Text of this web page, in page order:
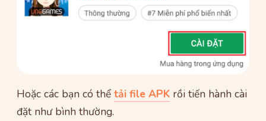
Hoặc các bạn có thể tải file APK rồi tiến hành cài
đặt như bình thường.